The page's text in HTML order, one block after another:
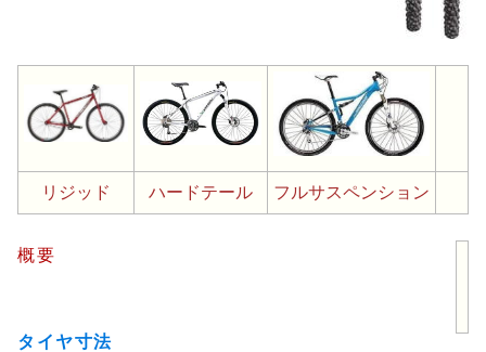
リジッド ハードテール フルサスペンション
概要
タイヤ寸法